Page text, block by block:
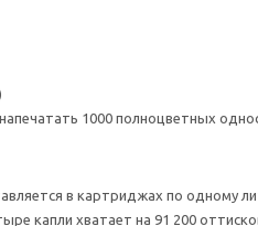
1000 полноцветных
в картриджах по одному
капли хватает на 91 200